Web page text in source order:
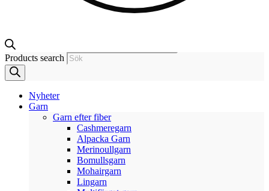
Products search
Nyheter
Garn
Garn efter fiber
Cashmeregarn
Alpacka Garn
Merinoullgarn
Bomullsgarn
Mohairgarn
Lingarn